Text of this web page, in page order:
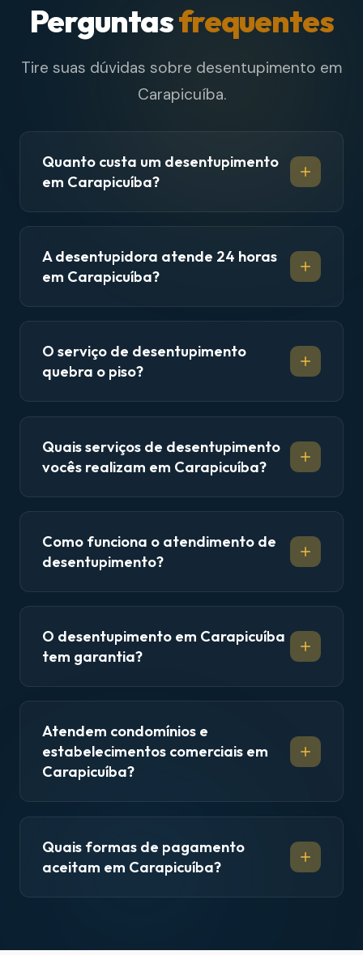
Perguntasfrequentes
Tire suas dúvidas sobre desentupimento em
Carapicuíba.
Quanto custa um desentupimento
em Carapicuíba?
A desentupidora atende 24 horas
em Carapicuíba?
O serviço de desentupimento
quebra o piso?
Quais serviços de desentupimento
vocês realizam em Carapicuíba?
Como funciona o atendimento de
desentupimento?
O desentupimento em Carapicuíba
tem garantia?
Atendem condomínios e
estabelecimentos comerciais em
Carapicuíba?
Quais formas de pagamento
aceitam em Carapicuíba?